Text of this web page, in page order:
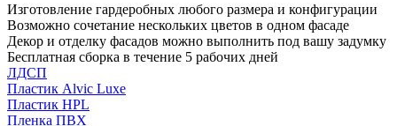
Изготовление гардеробных любого размера и конфигурации
Возможно сочетание нескольких цветов в одном фасаде
Декор и отделку фасадов можно выполнить под вашу задумку
Бесплатная сборка в течение 5 рабочих дней
ЛДСП
Пластик Alvic Luxe
Пластик HPL
Пленка ПВХ